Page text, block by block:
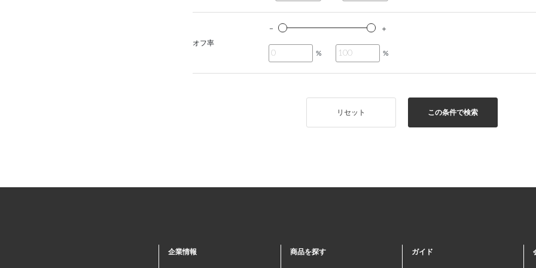
オフ率
%
%
この条件で検索
リセット
企業情報 商品を探す ガイド